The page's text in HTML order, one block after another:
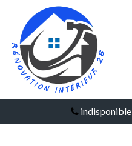
indisponible